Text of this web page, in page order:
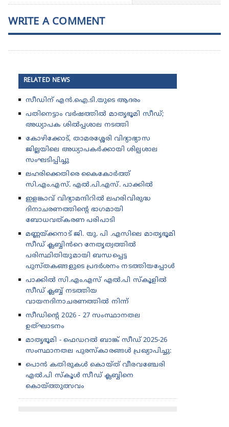
WRITE A COMMENT
RELATED NEWS
സീഡിന് എൻ.ഐ.ടി.യുടെ ആദരം
പതിനെട്ടാം വർഷത്തിൽ മാതൃഭൂമി സീഡ്;
അധ്യാപക ശിൽപ്പശാല നടത്തി
കോഴിക്കോട്, താമരശ്ശേരി വിദ്യാഭ്യാസ
ജില്ലയിലെ അധ്യാപകർക്കായി ശില്പശാല
സംഘടിപ്പിച്ചു
ലഹരിക്കെതിരെ കൈകോർത്ത്
സി.എം.എസ്. എൽ.പി.എസ്. പാക്കിൽ
ഇളങ്കാവ് വിദ്യാമന്ദിറിൽ ലഹരിവിരുദ്ധ
ദിനാചരണത്തിന്റെ ഭാഗമായി
ബോധവത്കരണ പരിപാടി
മണ്ണയ്ക്കനാട് ജി. യു. പി .എസിലെ മാതൃഭൂമി
സീഡ് ക്ലബ്ബിൻറെ നേതൃത്വത്തിൽ
പരിസ്ഥിതിയുമായി ബന്ധപ്പെട്ട
പുസ്തകങ്ങളുടെ പ്രദർശനം നടത്തിയപ്പോൾ
പാക്കിൽ സി.എം.എസ് എൽ.പി സ്കൂളിൽ
സീഡ് ക്ലബ്ബ് നടത്തിയ
വായനദിനാചരണത്തിൽ നിന്ന്
സീഡിന്റെ 2026 - 27 സംസ്ഥാനതല
ഉത്‌ഘാടനം
മാതൃഭൂമി - ഫെഡറൽ ബാങ്ക് സീഡ് 2025-26
സംസ്ഥാനതല പുരസ്കാരങ്ങൾ പ്രഖ്യാപിച്ചു:
പൊൻ കതിരുകൾ കൊയ്ത് വീരവഞ്ചേരി
എൽ.പി സ്കൂൾ സീഡ് ക്ലബ്ബിനെ
കൊയ്ത്തുത്സവം